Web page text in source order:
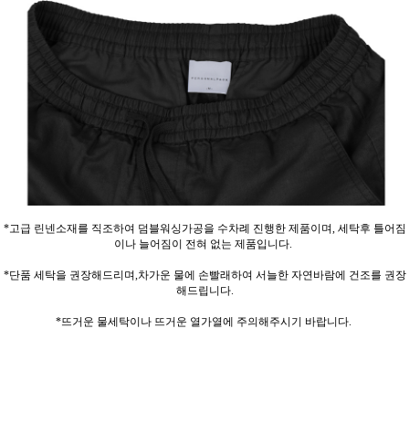
*고급 린넨소재를 직조하여 덤블워싱가공을 수차례 진행한 제품이며, 세탁후 틀어짐
이나 늘어짐이 전혀 없는 제품입니다.
*단품 세탁을 권장해드리며,차가운 물에 손빨래하여 서늘한 자연바람에 건조를 권장
해드립니다.
*뜨거운 물세탁이나 뜨거운 열가열에 주의해주시기 바랍니다.